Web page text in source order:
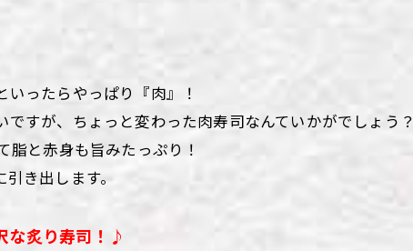
ったらやっぱり『肉』！
すが、ちょっと変わった肉寿司なんていかがでしょう？
脂と赤身も旨みたっぷり！
き出します。
炙り寿司！ ♪